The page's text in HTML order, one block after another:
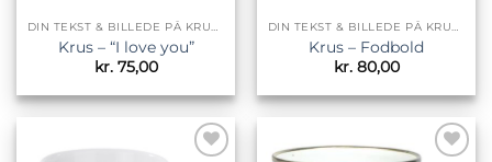
DIN TEKST & BILLEDE PÅ KRUS & TILBEHØR
Krus – “I love you”
kr.75,00
DIN TEKST & BILLEDE PÅ KRUS & TILBEHØR
Krus – Fodbold
kr.80,00